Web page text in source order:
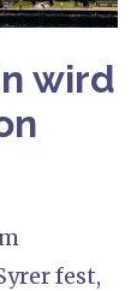
wird
fest,